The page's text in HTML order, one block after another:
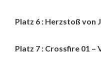
Platz 6 : Herzstoß von
Platz 7 : Crossfire 01 –